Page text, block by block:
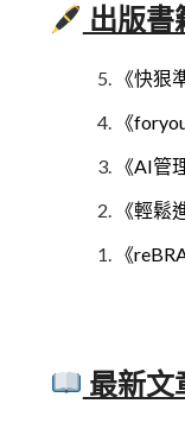
出版書
《快狠
《
《AI管
《輕鬆
《
最新文